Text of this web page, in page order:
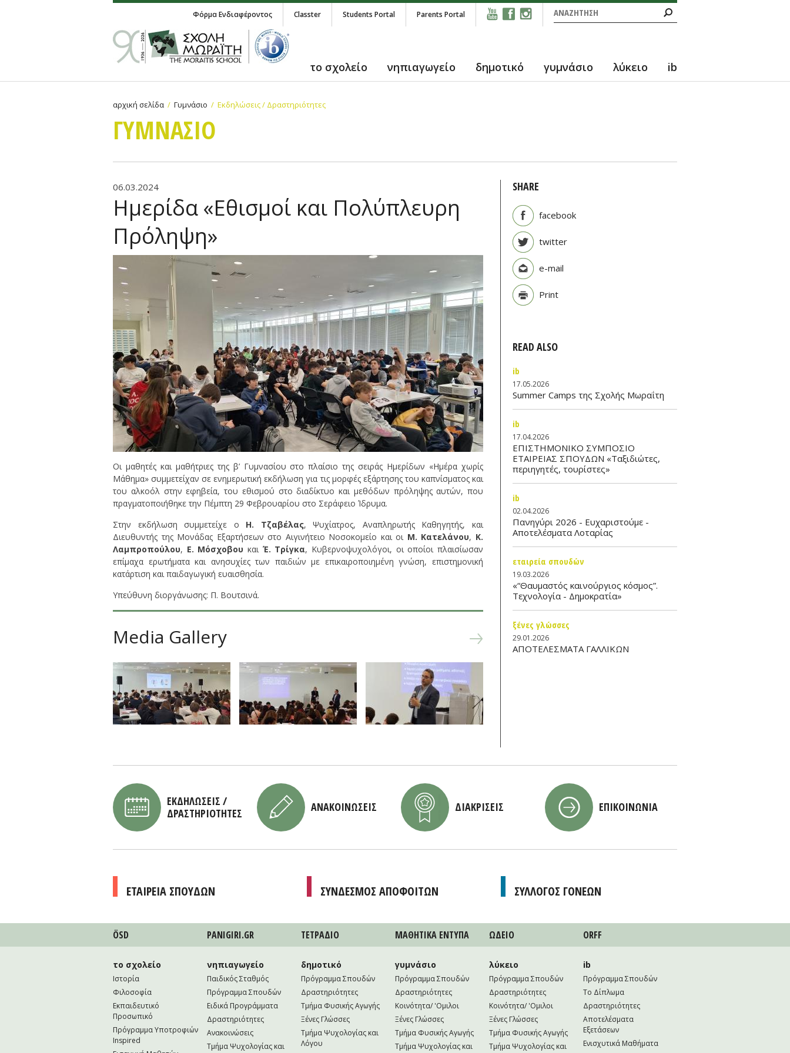
Φόρμα αναζήτησης
Αναζήτηση
Φόρμα Ενδιαφέροντος Classter Students Portal Parents Portal
το σχολείο νηπιαγωγείο δημοτικό γυμνάσιο λύκειο ib
αρχική σελίδα Γυμνάσιο Εκδηλώσεις / Δραστηριότητες
ΓΥΜΝAΣΙΟ
06.03.2024
Ημερίδα «Εθισμοί και Πολύπλευρη
Πρόληψη»
Οι μαθητές και μαθήτριες της β’ Γυμνασίου στο πλαίσιο της σειράς Ημερίδων «Ημέρα χωρίς
Μάθημα» συμμετείχαν σε ενημερωτική εκδήλωση για τις μορφές εξάρτησης του καπνίσματος και
του αλκοόλ στην εφηβεία, του εθισμού στο διαδίκτυο και μεθόδων πρόληψης αυτών, που
πραγματοποιήθηκε την Πέμπτη 29 Φεβρουαρίου στο Σεράφειο Ίδρυμα.
Στην εκδήλωση συμμετείχε ο Η. Τζαβέλας, Ψυχίατρος, Αναπληρωτής Καθηγητής, και
Διευθυντής της Μονάδας Εξαρτήσεων στο Αιγινήτειο Νοσοκομείο και οι Μ. Κατελάνου, Κ.
Λαμπροπούλου, Ε. Μόσχοβου και Έ. Τρίγκα, Κυβερνοψυχολόγοι, οι οποίοι πλαισίωσαν
επίμαχα ερωτήματα και ανησυχίες των παιδιών με επικαιροποιημένη γνώση, επιστημονική
κατάρτιση και παιδαγωγική ευαισθησία.
Υπεύθυνη διοργάνωσης: Π. Βουτσινά.
Media Gallery
SHARE
facebook
twitter
e-mail
Print
READ ALSO
ib
17.05.2026
Summer Camps της Σχολής Μωραΐτη
ib
17.04.2026
ΕΠΙΣΤΗΜΟΝΙΚΟ ΣΥΜΠΟΣΙΟ
ΕΤΑΙΡΕΙΑΣ ΣΠΟΥΔΩΝ «Ταξιδιώτες,
περιηγητές, τουρίστες»
ib
02.04.2026
Πανηγύρι 2026 - Ευχαριστούμε -
Αποτελέσματα Λοταρίας
εταιρεία σπουδών
19.03.2026
«“Θαυμαστός καινούργιος κόσμος”.
Τεχνολογία - Δημοκρατία»
ξένες γλώσσες
29.01.2026
ΑΠΟΤΕΛΕΣΜΑΤΑ ΓΑΛΛΙΚΩΝ
ΕΚΔΗΛΩΣΕΙΣ /
ΔΡΑΣΤΗΡΙΟΤΗΤΕΣ
ΑΝΑΚΟΙΝΩΣΕΙΣ ΔΙΑΚΡΙΣΕΙΣ ΕΠΙΚΟΙΝΩΝΙΑ
ΕΤΑΙΡΕΙΑ ΣΠΟΥΔΩΝ ΣΥΝΔΕΣΜΟΣ ΑΠΟΦΟΙΤΩΝ ΣΥΛΛΟΓΟΣ ΓΟΝΕΩΝ
ÖSD PANIGIRI.GR ΤΕΤΡAΔΙΟ ΜΑΘΗΤΙΚA ΕΝΤΥΠΑ ΩΔΕΙΟ ORFF
το σχολείο
Ιστορία
Φιλοσοφία
Εκπαιδευτικό
Προσωπικό
Πρόγραμμα Υποτροφιών
Inspired
νηπιαγωγείο
Παιδικός Σταθμός
Πρόγραμμα Σπουδών
Ειδικά Προγράμματα
Δραστηριότητες
Ανακοινώσεις
Τμήμα Ψυχολογίας και
δημοτικό
Πρόγραμμα Σπουδών
Δραστηριότητες
Τμήμα Φυσικής Αγωγής
Ξένες Γλώσσες
Τμήμα Ψυχολογίας και
Λόγου
γυμνάσιο
Πρόγραμμα Σπουδών
Δραστηριότητες
Κοινότητα/ 'Ομιλοι
Ξένες Γλώσσες
Τμήμα Φυσικής Αγωγής
Τμήμα Ψυχολογίας και
λύκειο
Πρόγραμμα Σπουδών
Δραστηριότητες
Κοινότητα/ 'Ομιλοι
Ξένες Γλώσσες
Τμήμα Φυσικής Αγωγής
Τμήμα Ψυχολογίας και
ib
Πρόγραμμα Σπουδών
Το Δίπλωμα
Δραστηριότητες
Αποτελέσματα
Εξετάσεων
Ενισχυτικά Μαθήματα